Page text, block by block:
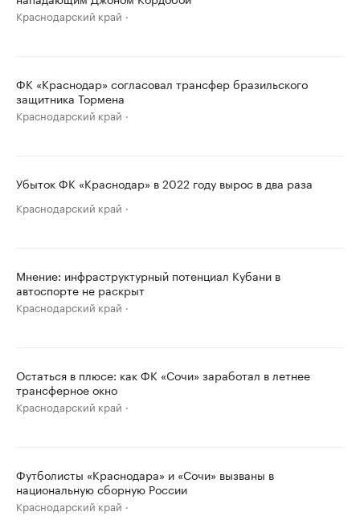
Краснодарский край
ФК «Краснодар» согласовал трансфер бразильского
защитника Тормена
Краснодарский край
Убыток ФК «Краснодар» в 2022 году вырос в два раза
Краснодарский край
Мнение: инфраструктурный потенциал Кубани в
автоспорте не раскрыт
Краснодарский край
Остаться в плюсе: как ФК «Сочи» заработал в летнее
трансферное окно
Краснодарский край
Футболисты «Краснодара» и «Сочи» вызваны в
национальную сборную России
Краснодарский край